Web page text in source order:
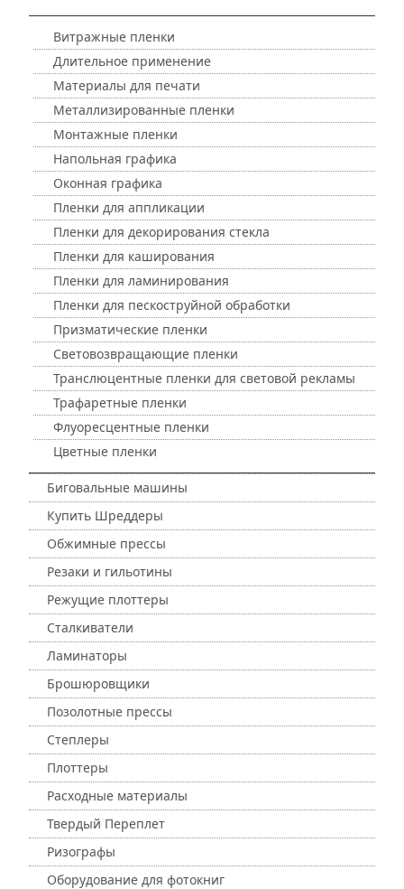
Витражные пленки
Длительное применение
Материалы для печати
Металлизированные пленки
Монтажные пленки
Напольная графика
Оконная графика
Пленки для аппликации
Пленки для декорирования стекла
Пленки для каширования
Пленки для ламинирования
Пленки для пескоструйной обработки
Призматические пленки
Световозвращающие пленки
Транслюцентные пленки для световой рекламы
Трафаретные пленки
Флуоресцентные пленки
Цветные пленки
Биговальные машины
Купить Шреддеры
Обжимные прессы
Резаки и гильотины
Режущие плоттеры
Сталкиватели
Ламинаторы
Брошюровщики
Позолотные прессы
Степлеры
Плоттеры
Расходные материалы
Твердый Переплет
Ризографы
Оборудование для фотокниг